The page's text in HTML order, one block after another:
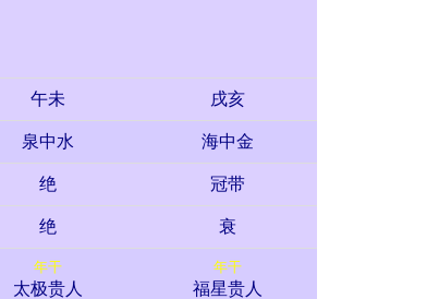
午未 戌亥
泉中水 海中金
绝 冠带
绝 衰
年干
太极贵人
年干
福星贵人